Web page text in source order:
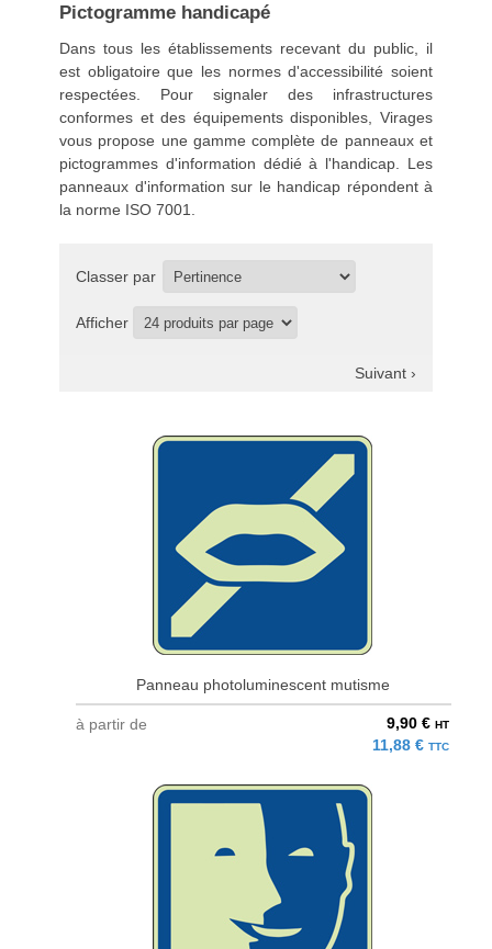
Pictogramme handicapé
Dans tous les établissements recevant du public, il
est obligatoire que les normes d'accessibilité soient
respectées. Pour signaler des infrastructures
conformes et des équipements disponibles, Virages
vous propose une gamme complète de panneaux et
pictogrammes d'information dédié à l'handicap. Les
panneaux d'information sur le handicap répondent à
la norme ISO 7001.
Classer par
Afficher
Suivant ›
Panneau photoluminescent mutisme
à partir de 9,90 € HT
11,88 € TTC